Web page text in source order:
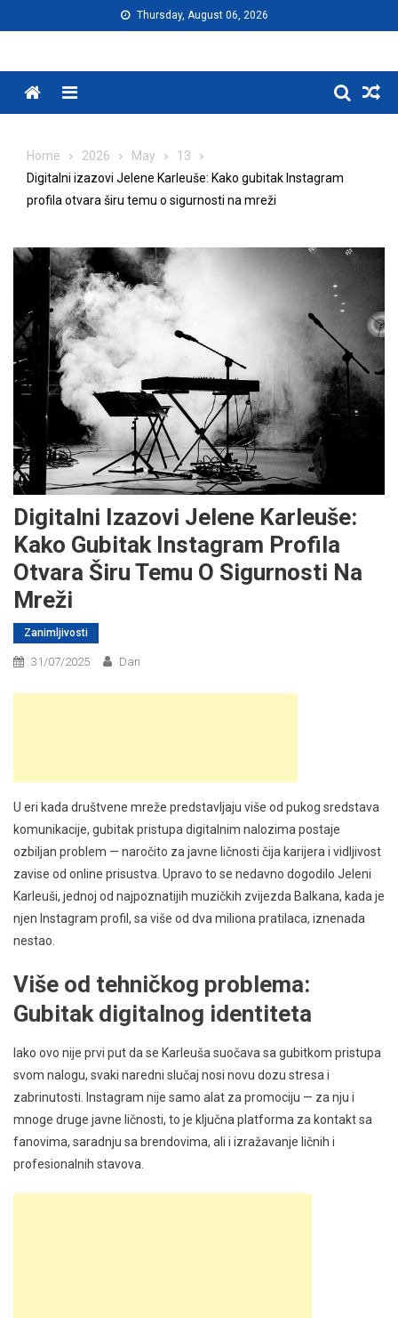
to
Thursday, August 06, 2026
Menu
Home 2026 May
13
Digitalni izazovi Jelene Karleuše: Kako gubitak Instagram
profila otvara širu temu o sigurnosti na mreži
Digitalni Izazovi Jelene Karleuše:
Kako Gubitak Instagram Profila
Otvara Širu Temu O Sigurnosti Na
Mreži
Zanimljivosti
31/07/2025 Dan
U eri kada društvene mreže predstavljaju više od pukog sredstava
komunikacije, gubitak pristupa digitalnim nalozima postaje
ozbiljan problem — naročito za javne ličnosti čija karijera i vidljivost
zavise od online prisustva. Upravo to se nedavno dogodilo Jeleni
Karleuši, jednoj od najpoznatijih muzičkih zvijezda Balkana, kada je
njen Instagram profil, sa više od dva miliona pratilaca, iznenada
nestao.
Više od tehničkog problema:
Gubitak digitalnog identiteta
Iako ovo nije prvi put da se Karleuša suočava sa gubitkom pristupa
svom nalogu, svaki naredni slučaj nosi novu dozu stresa i
zabrinutosti. Instagram nije samo alat za promociju — za nju i
mnoge druge javne ličnosti, to je ključna platforma za kontakt sa
fanovima, saradnju sa brendovima, ali i izražavanje ličnih i
profesionalnih stavova.